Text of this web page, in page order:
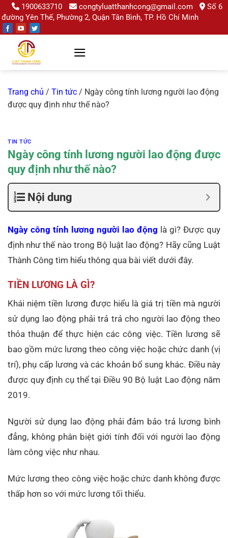
Chuyển
đến
nội
1900633710 congtyluatthanhcong@gmail.com
Số 6
đường Yên Thế, Phường 2, Quận Tân Bình, TP. Hồ Chí Minh
Trang chủ / Tin tức / Ngày công tính lương người lao động
được quy định như thế nào?
TIN TỨC
Ngày công tính lương người lao động được
quy định như thế nào?
Nội dung
Ngày công tính lương người lao động là gì? Được quy
định như thế nào trong Bộ luật lao động? Hãy cũng Luật
Thành Công tìm hiểu thông qua bài viết dưới đây.
TIỀN LƯƠNG LÀ GÌ?
Khái niệm tiền lương được hiểu là giá trị tiền mà người
sử dụng lao động phải trả trả cho người lao động theo
thỏa thuận để thực hiện các công việc. Tiền lương sẽ
bao gồm mức lương theo công việc hoặc chức danh (vị
trí), phụ cấp lương và các khoản bổ sung khác. Điều này
được quy định cụ thể tại Điều 90 Bộ luật Lao động năm
2019.
Người sử dụng lao động phải đảm bảo trả lương bình
đẳng, không phân biệt giới tính đối với người lao động
làm công việc như nhau.
Mức lương theo công việc hoặc chức danh không được
thấp hơn so với mức lương tối thiểu.